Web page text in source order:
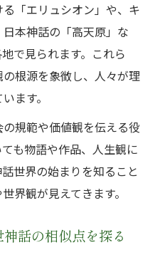
「エリュシオン」や、キ
本神話の「高天原」な
で見られます。これら
根源を象徴し、人々が理
ます。
規範や価値観を伝える役
も物語や作品、人生観に
世界の始まりを知ること
界観が見えてきます。
話の相似点を探る